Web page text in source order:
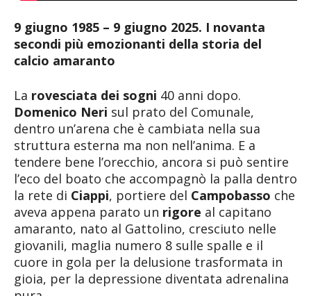
9 giugno 1985 – 9 giugno 2025. I novanta
secondi più emozionanti della storia del
calcio amaranto
La rovesciata dei sogni 40 anni dopo.
Domenico Neri sul prato del Comunale,
dentro un’arena che è cambiata nella sua
struttura esterna ma non nell’anima. E a
tendere bene l’orecchio, ancora si può sentire
l’eco del boato che accompagnò la palla dentro
la rete di Ciappi, portiere del Campobasso che
aveva appena parato un rigore al capitano
amaranto, nato al Gattolino, cresciuto nelle
giovanili, maglia numero 8 sulle spalle e il
cuore in gola per la delusione trasformata in
gioia, per la depressione diventata adrenalina